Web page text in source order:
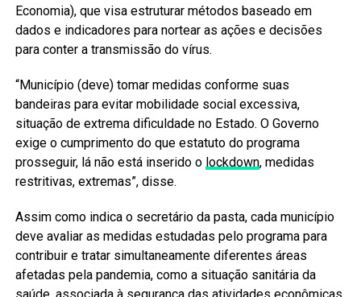
Economia), que visa estruturar métodos baseado em
dados e indicadores para nortear as ações e decisões
para conter a transmissão do vírus.
“Município (deve) tomar medidas conforme suas
bandeiras para evitar mobilidade social excessiva,
situação de extrema dificuldade no Estado. O Governo
exige o cumprimento do que estatuto do programa
prosseguir, lá não está inserido o lockdown, medidas
restritivas, extremas”, disse.
Assim como indica o secretário da pasta, cada município
deve avaliar as medidas estudadas pelo programa para
contribuir e tratar simultaneamente diferentes áreas
afetadas pela pandemia, como a situação sanitária da